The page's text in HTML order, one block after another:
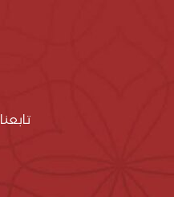
تابعنا